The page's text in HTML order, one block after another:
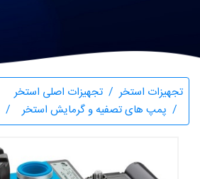
تجهیزات استخر
تجهیزات اصلی استخر
پمپ های تصفیه و گرمایش استخر